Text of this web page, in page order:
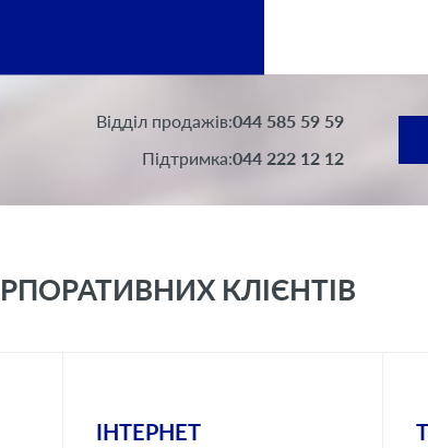
Вiддiл продажів:044 585 59 59
Підтримка:044 222 12 12
КЛІЄНТІВ
ІНТЕРНЕТ